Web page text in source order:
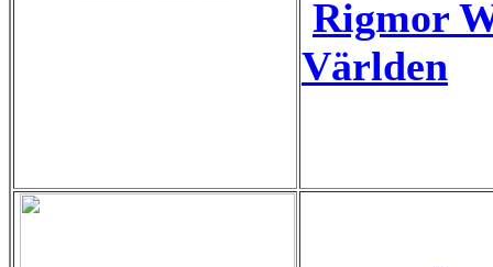
Rigmor
Världen